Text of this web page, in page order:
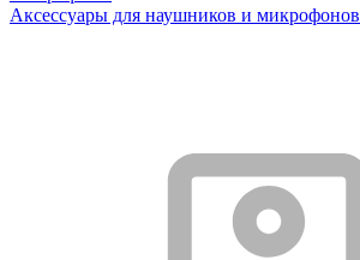
Аксессуары для наушников и микрофонов